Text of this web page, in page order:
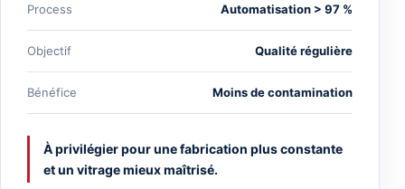
Process Automatisation > 97 %
Objectif Qualité régulière
Bénéfice Moins de contamination
À privilégier pour une fabrication plus constante
et un vitrage mieux maîtrisé.